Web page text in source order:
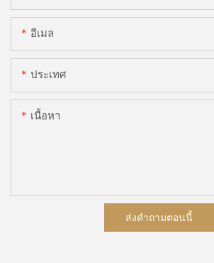
อีเมล
ประเทศ
เนื้อหา
ส่งคำถามตอนนี้